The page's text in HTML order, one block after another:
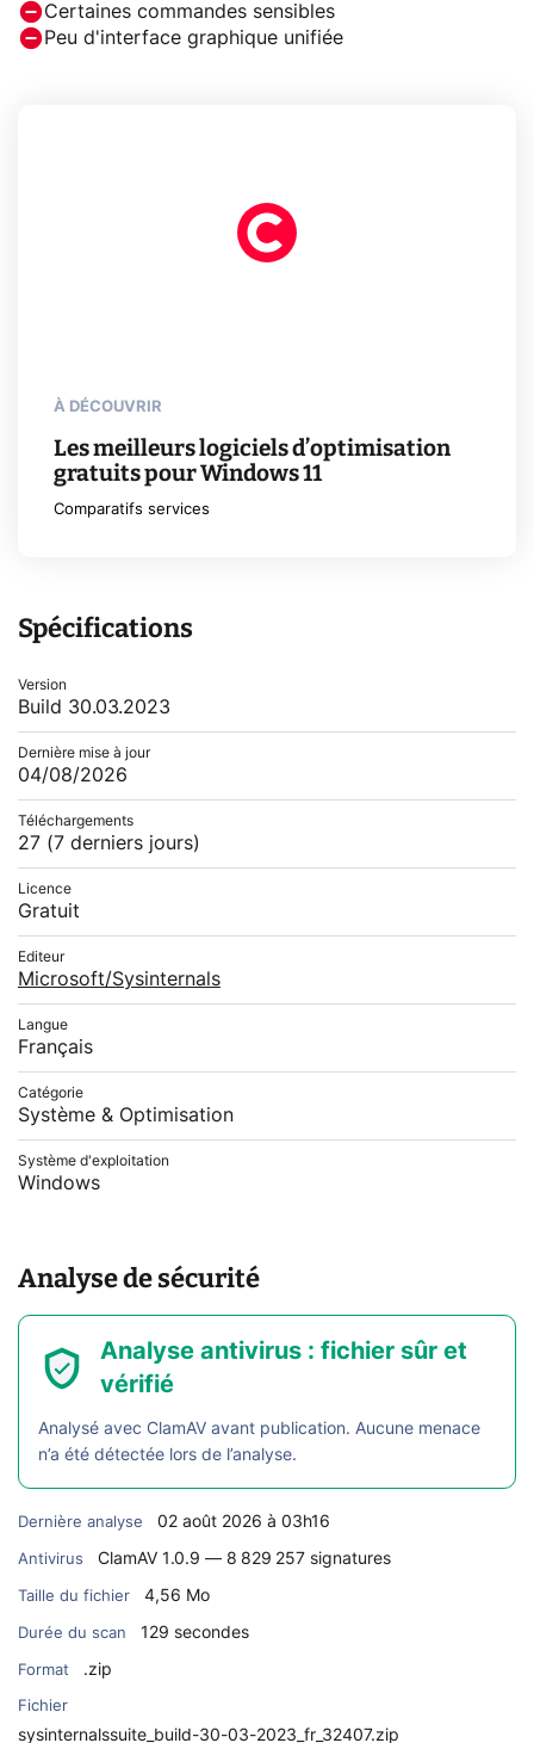
Certaines commandes sensibles
Peu d'interface graphique unifiée
À DÉCOUVRIR
Les meilleurs logiciels d’optimisation
gratuits pour Windows 11
Comparatifs services
Spécifications
Version
Build 30.03.2023
Dernière mise à jour
04/08/2026
Téléchargements
27 (7 derniers jours)
Licence
Gratuit
Editeur
Microsoft/Sysinternals
Langue
Français
Catégorie
Système & Optimisation
Système d'exploitation
Windows
Analyse de sécurité
Analyse antivirus : fichier sûr et
vérifié
Analysé avec ClamAV avant publication. Aucune menace
n’a été détectée lors de l’analyse.
Dernière analyse 02 août 2026 à 03h16
Antivirus ClamAV 1.0.9 — 8 829 257 signatures
Taille du fichier 4,56 Mo
Durée du scan 129 secondes
Format .zip
Fichier
sysinternalssuite_build-30-03-2023_fr_32407.zip